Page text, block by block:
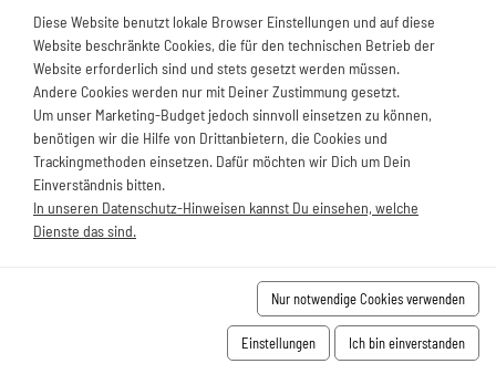
Preis/Leistung FEWO Agentur Bewertung
Alles super und wie beschrieben. Ein Sonnenschirm wäre
vielleicht noch schön.
Gerne wieder.
Ausstattung
Diese Website benutzt lokale Browser Einstellungen und auf diese
Website beschränkte Cookies, die für den technischen Betrieb der
Website erforderlich sind und stets gesetzt werden müssen.
Andere Cookies werden nur mit Deiner Zustimmung gesetzt.
Um unser Marketing-Budget jedoch sinnvoll einsetzen zu können,
benötigen wir die Hilfe von Drittanbietern, die Cookies und
Trackingmethoden einsetzen. Dafür möchten wir Dich um Dein
Einverständnis bitten.
In unseren Datenschutz-Hinweisen kannst Du einsehen, welche
Dienste das sind.
Nur notwendige Cookies verwenden
Einstellungen Ich bin einverstanden